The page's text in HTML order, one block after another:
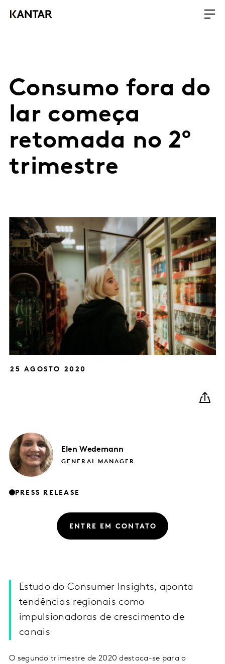
Consumo fora do
lar começa
retomada no 2º
trimestre
25 AGOSTO 2020
Elen Wedemann
GENERAL MANAGER
PRESS RELEASE
ENTRE EM CONTATO
Estudo do Consumer Insights, aponta
tendências regionais como
impulsionadoras de crescimento de
canais
O segundo trimestre de 2020 destaca-se para o